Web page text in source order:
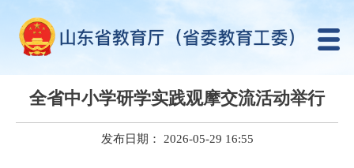
全省中小学研学实践观摩交流活动举行
发布日期： 2026-05-29 16:55